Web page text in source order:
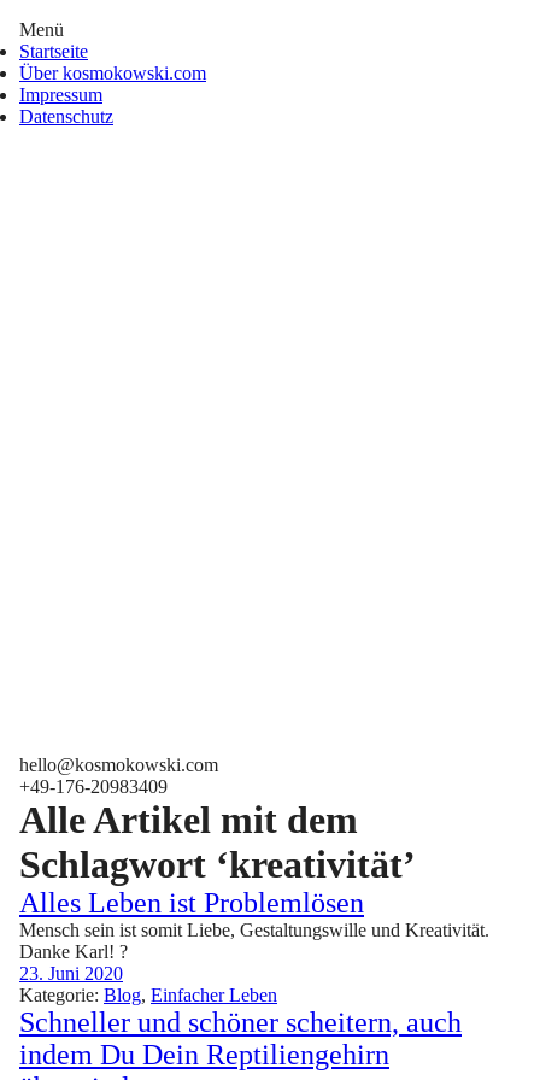
Menü
Startseite
Über kosmokowski.com
Impressum
Datenschutz
hello@kosmokowski.com
+49-176-20983409
Alle Artikel mit dem
Schlagwort ‘kreativität’
Alles Leben ist Problemlösen
Mensch sein ist somit Liebe, Gestaltungswille und Kreativität.
Danke Karl! ?
23. Juni 2020
Kategorie: Blog, Einfacher Leben
Schneller und schöner scheitern, auch
indem Du Dein Reptiliengehirn